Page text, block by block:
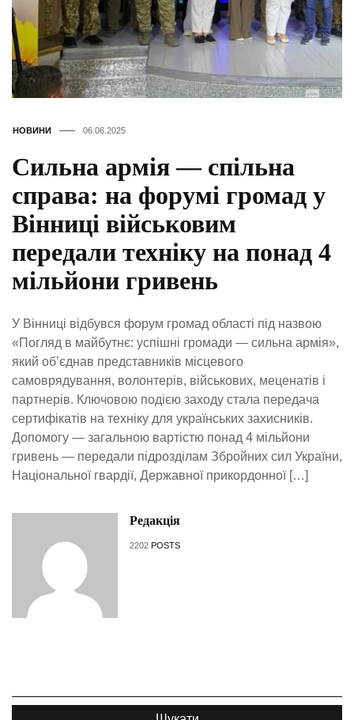
НОВИНИ 06.06.2025
Сильна армія — спільна
справа: на форумі громад у
Вінниці військовим
передали техніку на понад 4
мільйони гривень
У Вінниці відбувся форум громад області під назвою
«Погляд в майбутнє: успішні громади — сильна армія»,
який об’єднав представників місцевого
самоврядування, волонтерів, військових, меценатів і
партнерів. Ключовою подією заходу стала передача
сертифікатів на техніку для українських захисників.
Допомогу — загальною вартістю понад 4 мільйони
гривень — передали підрозділам Збройних сил України,
Національної гвардії, Державної прикордонної […]
Редакція
2202 POSTS